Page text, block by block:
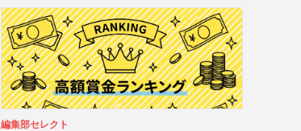
編集部セレクト